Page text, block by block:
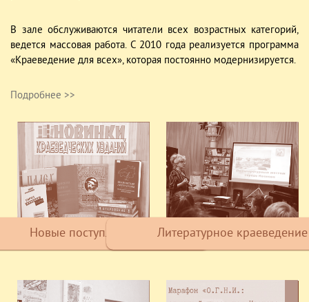
В зале обслуживаются читатели всех возрастных категорий,
ведется массовая работа. С 2010 года реализуется программа
«Краеведение для всех», которая постоянно модернизируется.
Подробнее >>
Новые поступления Литературное краеведение